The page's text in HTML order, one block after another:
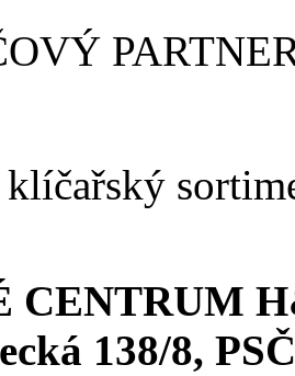
CENTRUM
138/8,